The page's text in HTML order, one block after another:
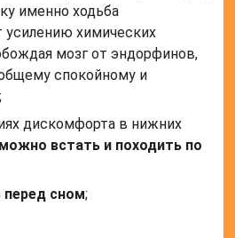
именно ходьба
усилению химических
мозг от эндорфинов,
спокойному и
дискомфорта в нижних
можно встать и походить по
перед сном;